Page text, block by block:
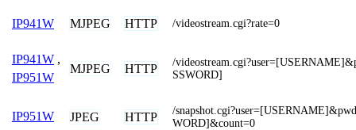
IP941W MJPEG HTTP /videostream.cgi?rate=0
IP941W ,
IP951W
MJPEG HTTP
/
SSWORD]
IP951W JPEG HTTP
/
WORD]&count=0